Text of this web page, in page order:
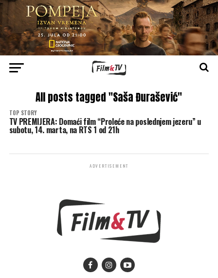
All posts tagged "Saša Đurašević"
TOP STORY
TV PREMIJERA: Domaći film “Proleće na poslednjem jezeru” u
subotu, 14. marta, na RTS 1 od 21h
ADVERTISEMENT